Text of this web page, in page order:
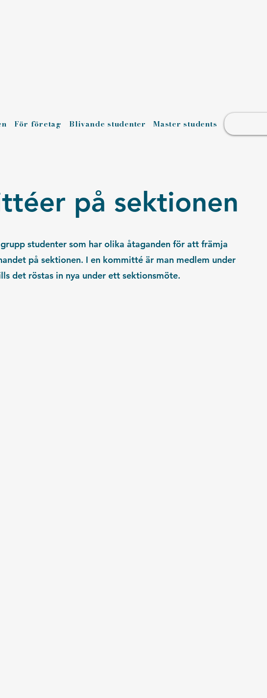
För företag Blivande studenter Master students
på sektionen
studenter som har olika åtaganden för att främja
på sektionen. I en kommitté är man medlem under
det röstas in nya under ett sektionsmöte.